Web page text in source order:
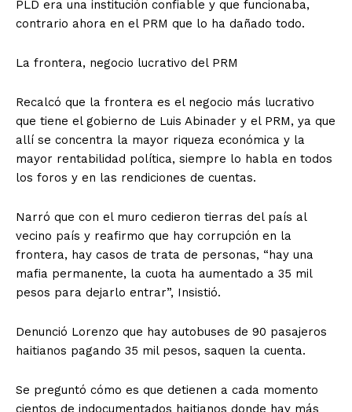
PLD era una institución confiable y que funcionaba,
contrario ahora en el PRM que lo ha dañado todo.
La frontera, negocio lucrativo del PRM
Recalcó que la frontera es el negocio más lucrativo
que tiene el gobierno de Luis Abinader y el PRM, ya que
allí se concentra la mayor riqueza económica y la
mayor rentabilidad política, siempre lo habla en todos
los foros y en las rendiciones de cuentas.
Narró que con el muro cedieron tierras del país al
vecino país y reafirmo que hay corrupción en la
frontera, hay casos de trata de personas, “hay una
mafia permanente, la cuota ha aumentado a 35 mil
pesos para dejarlo entrar”, Insistió.
Denunció Lorenzo que hay autobuses de 90 pasajeros
haitianos pagando 35 mil pesos, saquen la cuenta.
Se preguntó cómo es que detienen a cada momento
cientos de indocumentados haitianos donde hay más